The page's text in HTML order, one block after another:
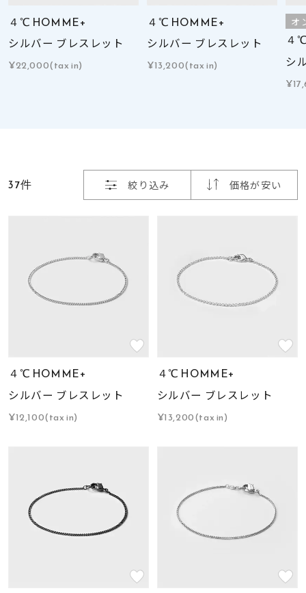
レディース
リングサイズ
～
４℃ HOMME+
シルバー ブレスレット
¥22,000(tax in)
４℃ HOMME+
シルバー ブレスレット
¥13,200(tax in)
オ
４
シ
37件 絞り込み 価格が安い
４℃ HOMME+
シルバー ブレスレット
¥12,100(tax in)
４℃ HOMME+
シルバー ブレスレット
¥13,200(tax in)